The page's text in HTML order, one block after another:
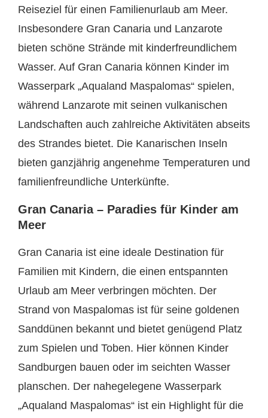
Reiseziel für einen Familienurlaub am Meer.
Insbesondere Gran Canaria und Lanzarote
bieten schöne Strände mit kinderfreundlichem
Wasser. Auf Gran Canaria können Kinder im
Wasserpark „Aqualand Maspalomas“ spielen,
während Lanzarote mit seinen vulkanischen
Landschaften auch zahlreiche Aktivitäten abseits
des Strandes bietet. Die Kanarischen Inseln
bieten ganzjährig angenehme Temperaturen und
familienfreundliche Unterkünfte.
Gran Canaria – Paradies für Kinder am
Meer
Gran Canaria ist eine ideale Destination für
Familien mit Kindern, die einen entspannten
Urlaub am Meer verbringen möchten. Der
Strand von Maspalomas ist für seine goldenen
Sanddünen bekannt und bietet genügend Platz
zum Spielen und Toben. Hier können Kinder
Sandburgen bauen oder im seichten Wasser
planschen. Der nahegelegene Wasserpark
„Aqualand Maspalomas“ ist ein Highlight für die